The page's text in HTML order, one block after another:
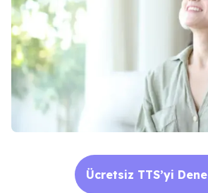
Ücretsiz TTS’yi Dene